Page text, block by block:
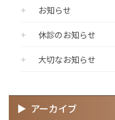
お知らせ
休診のお知らせ
大切なお知らせ
アーカイブ